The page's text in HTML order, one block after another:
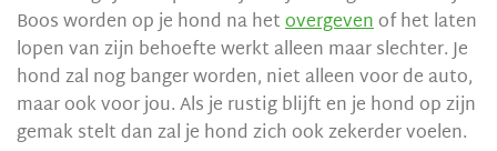
Boos worden op je hond na hetovergevenof het laten
lopen van zijn behoefte werkt alleen maar slechter. Je
hond zal nog banger worden, niet alleen voor de auto,
maar ook voor jou. Als je rustig blijft en je hond op zijn
gemak stelt dan zal je hond zich ook zekerder voelen.